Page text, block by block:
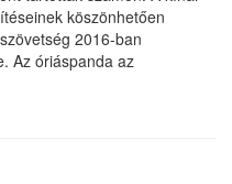
köszönhetően
2016-ban
Az óriáspanda az